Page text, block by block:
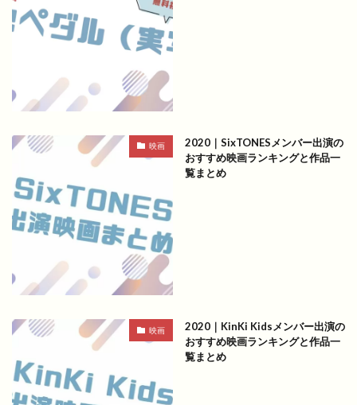
映画
2020｜SixTONESメンバー出演の
おすすめ映画ランキングと作品一
覧まとめ
映画
2020｜KinKi Kidsメンバー出演の
おすすめ映画ランキングと作品一
覧まとめ